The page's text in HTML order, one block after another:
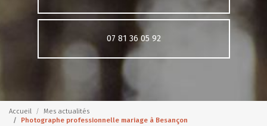
07 81 36 05 92
Accueil
Mes actualités
Photographe professionnelle mariage à Besançon